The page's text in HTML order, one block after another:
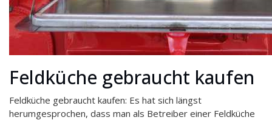
Feldküche gebraucht kaufen
Feldküche gebraucht kaufen: Es hat sich längst
herumgesprochen, dass man als Betreiber einer Feldküche